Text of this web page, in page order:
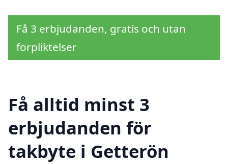
Få 3 erbjudanden, gratis och utan
förpliktelser
Få alltid minst 3
erbjudanden för
takbyte i Getterön